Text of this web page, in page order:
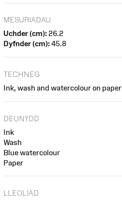
MESURIADAU
Uchder (cm): 26.2
Dyfnder (cm): 45.8
TECHNEG
Ink, wash and watercolour on paper
DEUNYDD
Ink
Wash
Blue watercolour
Paper
LLEOLIAD